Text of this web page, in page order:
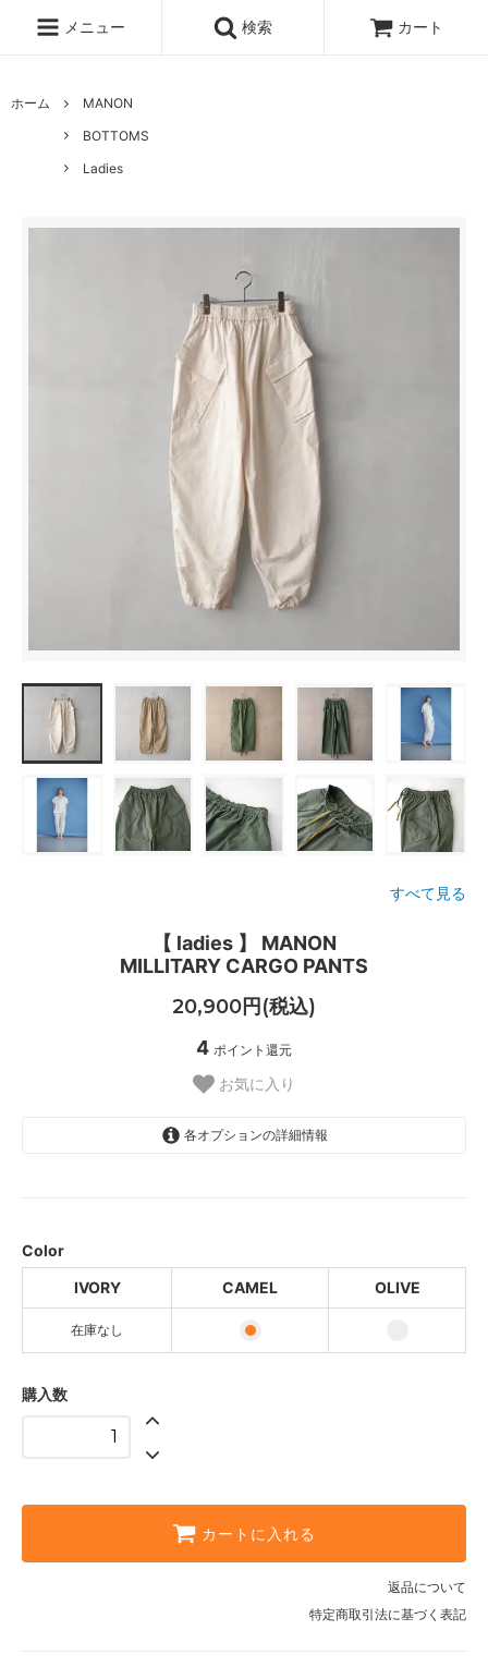
メニュー 検索 カート
ホーム
MANON
BOTTOMS
Ladies
すべて見る
【 ladies 】 MANON
MILLITARY CARGO PANTS
20,900円(税込)
4 ポイント還元
お気に入り
各オプションの詳細情報
Color
IVORY
CAMEL OLIVE
在庫なし
購入数
カートに入れる
返品について
特定商取引法に基づく表記